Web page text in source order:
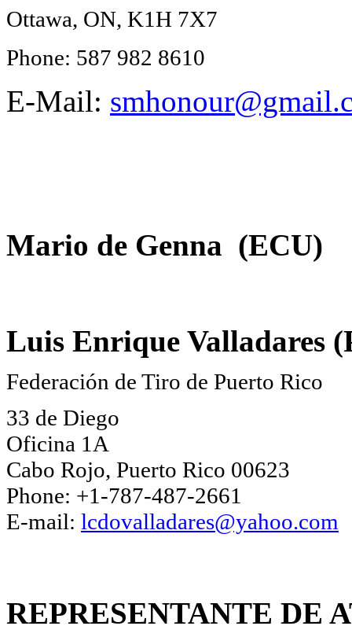
Ottawa, ON, K1H 7X7
Phone: 587 982 8610
E-Mail:
Mario de Genna (ECU)
Luis Enrique Valladares
Federación de Tiro de Puerto Rico
33 de Diego
Oficina 1A
Cabo Rojo, Puerto Rico 00623
Phone: +1-787-487-2661
E-mail: lcdovalladares@yahoo.com
REPRESENTANTE DE